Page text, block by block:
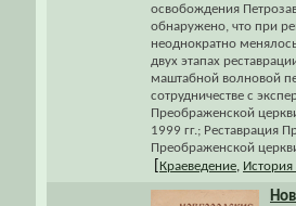
освобождения
обнаружено, что при
неоднократно
двух этапах
маштабной волновой
сотрудничестве с
Преображенской
1999 гг.; Реставрация
Преображенской
Краеведение История